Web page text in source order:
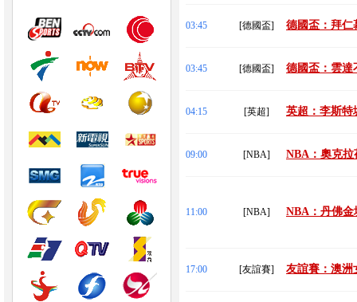
03:45 [德國盃] 德國盃：拜仁
03:45 [德國盃] 德國盃：雲達
04:15 [英超] 英超：李斯特
09:00 [NBA] NBA：奧克拉
11:00 [NBA] NBA：丹佛金
17:00 [友誼賽] 友誼賽：澳洲